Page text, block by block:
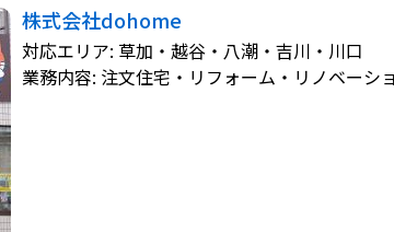
株式会社dohome
対応エリア: 草加・越谷・八潮・吉川・川口
業務内容: 注文住宅・リフォーム・リノベーシ